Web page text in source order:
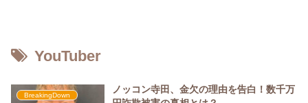
YouTuber
BreakingDown
ノッコン寺田、金欠の理由を告白！数千万